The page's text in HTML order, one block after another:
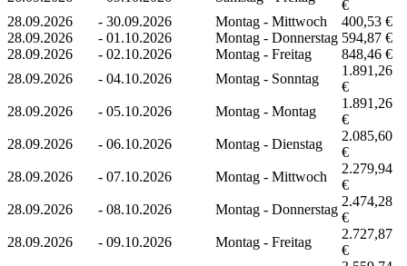
€
28.09.2026
- 30.09.2026 Montag - Mittwoch
400,53 €
28.09.2026
- 01.10.2026 Montag - Donnerstag 594,87 €
28.09.2026
- 02.10.2026 Montag - Freitag
848,46 €
28.09.2026
- 04.10.2026 Montag - Sonntag
1.891,26
€
28.09.2026
- 05.10.2026 Montag - Montag
1.891,26
€
28.09.2026
- 06.10.2026 Montag - Dienstag
2.085,60
€
28.09.2026
- 07.10.2026 Montag - Mittwoch
2.279,94
€
28.09.2026
- 08.10.2026 Montag - Donnerstag
2.474,28
€
28.09.2026
- 09.10.2026 Montag - Freitag
2.727,87
€